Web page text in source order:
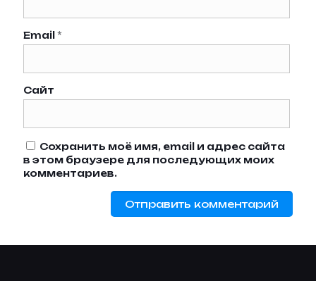
Email *
Сайт
Сохранить моё имя, email и адрес сайта
в этом браузере для последующих моих
комментариев.